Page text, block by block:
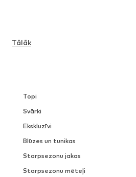
Topi
Svārki
Ekskluzīvi
Blūzes un tunikas
Starpsezonu jakas
Starpsezonu mēteļi
Tālāk